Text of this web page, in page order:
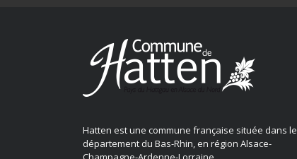
Hatten est une commune française située dans le
département du Bas-Rhin, en région Alsace-